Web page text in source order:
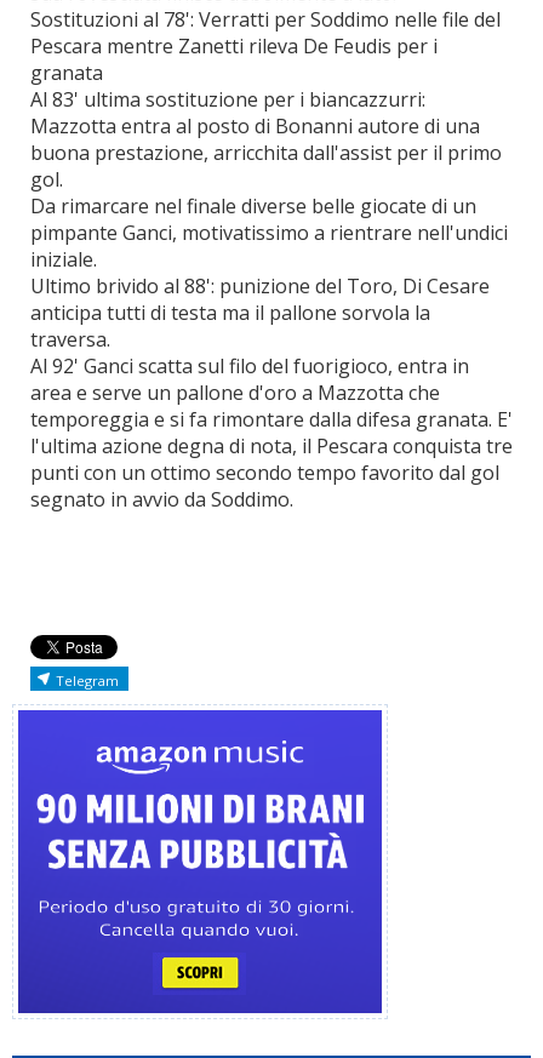
Sostituzioni al 78': Verratti per Soddimo nelle file del
Pescara mentre Zanetti rileva De Feudis per i
granata
Al 83' ultima sostituzione per i biancazzurri:
Mazzotta entra al posto di Bonanni autore di una
buona prestazione, arricchita dall'assist per il primo
gol.
Da rimarcare nel finale diverse belle giocate di un
pimpante Ganci, motivatissimo a rientrare nell'undici
iniziale.
Ultimo brivido al 88': punizione del Toro, Di Cesare
anticipa tutti di testa ma il pallone sorvola la
traversa.
Al 92' Ganci scatta sul filo del fuorigioco, entra in
area e serve un pallone d'oro a Mazzotta che
temporeggia e si fa rimontare dalla difesa granata. E'
l'ultima azione degna di nota, il Pescara conquista tre
punti con un ottimo secondo tempo favorito dal gol
segnato in avvio da Soddimo.
Telegram